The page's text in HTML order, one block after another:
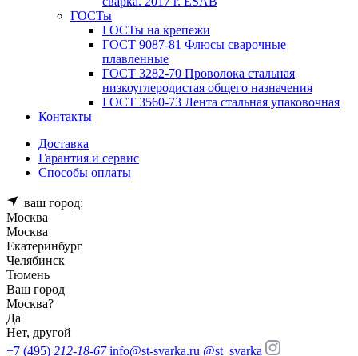
ГОСТы
ГОСТы на крепежи
ГОСТ 9087-81 Флюсы сварочные
плавленные
ГОСТ 3282-70 Проволока стальная
низкоуглеродистая общего назначения
ГОСТ 3560-73 Лента стальная упаковочная
Контакты
Доставка
Гарантия и сервис
Способы оплаты
ваш город:
Москва
Москва
Екатеринбург
Челябинск
Тюмень
Ваш город
Москва?
Да
Нет, другой
+7 (495) 212-18-67 info@st-svarka.ru @st_svarka